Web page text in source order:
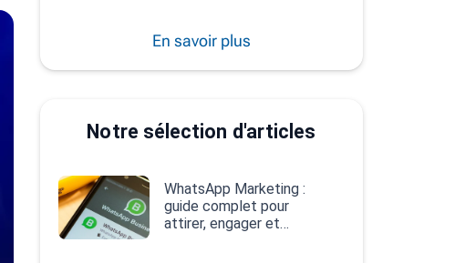
En savoir plus
Notre sélection d'articles
WhatsApp Marketing :
guide complet pour
attirer, engager et